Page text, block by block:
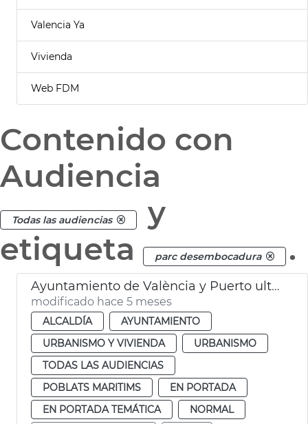
Valencia Ya
Vivienda
Web FDM
Contenido con
Audiencia
Todas las audiencias
y
etiqueta
parc desembocadura .
Ayuntamiento de València y Puerto ultiman convenio Parco de Desembocadura
modificado hace 5 meses
ALCALDÍA
AYUNTAMIENTO
URBANISMO Y VIVIENDA
URBANISMO
TODAS LAS AUDIENCIAS
POBLATS MARITIMS
EN PORTADA
EN PORTADA TEMÁTICA
NORMAL